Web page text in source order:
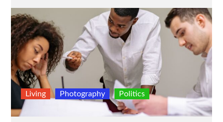
Living Photography Politics